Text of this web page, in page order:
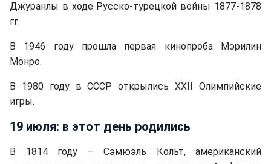
Джуранлы в ходе Русско-турецкой войны 1877-1878
гг.
В 1946 году прошла первая кинопроба Мэрилин
Монро.
В 1980 году в СССР открылись XXII Олимпийские
игры.
19 июля: в этот день родились
В 1814 году – Сэмюэль Кольт, американский